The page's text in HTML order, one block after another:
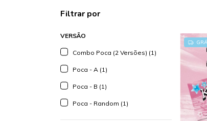
Filtrar por
VERSÃO
Combo Poca (2 Versões) (1)
Poca - A (1)
Poca - B (1)
Poca - Random (1)